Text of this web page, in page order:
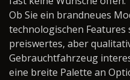
Ob Sie ein brandneues
technologischen
preiswertes, aber
Gebrauchtfahrzeug
eine breite Palette an